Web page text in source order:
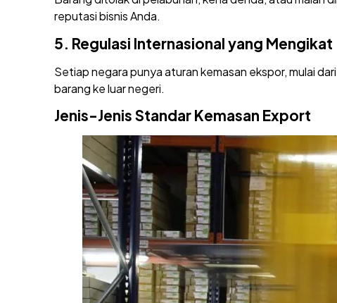
reputasi bisnis Anda.
5. Regulasi Internasional yang Mengikat
Setiap negara punya aturan kemasan ekspor, mulai
barang ke luar negeri.
Jenis-Jenis Standar Kemasan Export